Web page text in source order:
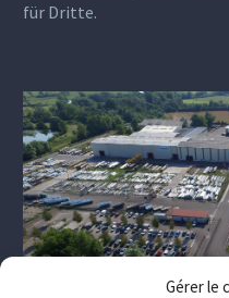
Gérer le
für Dritte.